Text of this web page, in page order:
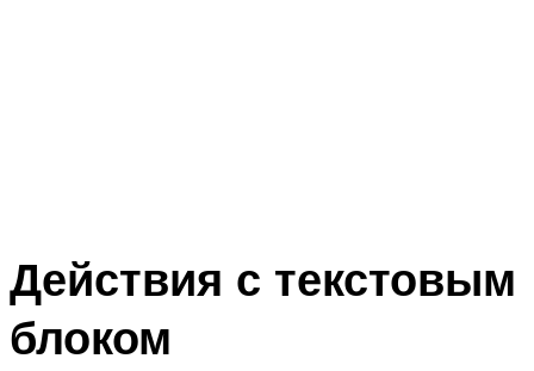
Действия с текстовым
блоком